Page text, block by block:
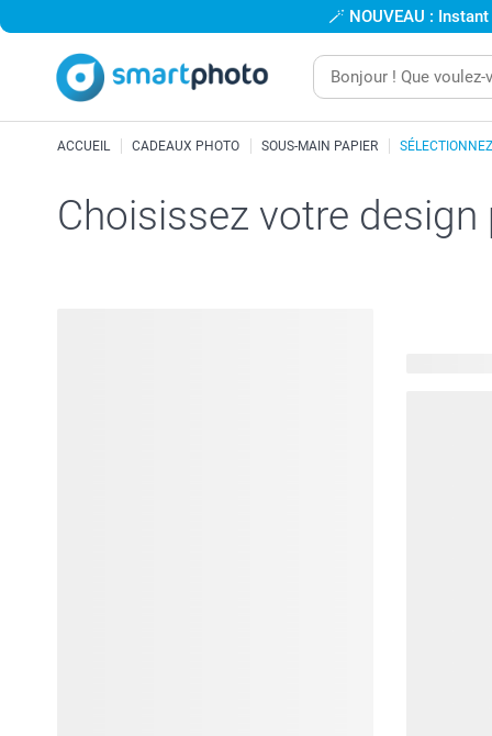
🪄 NOUVEAU :
ACCUEIL CADEAUX PHOTO SOUS-MAIN PAPIER
Choisissez votre